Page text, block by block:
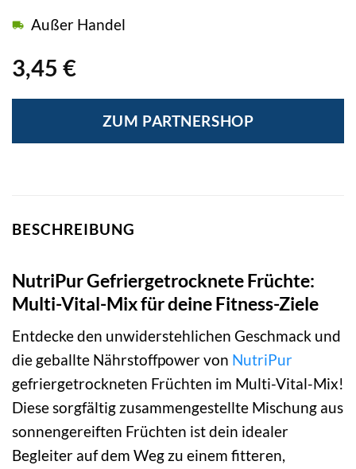
3,45 €
Außer Handel
ZUM PARTNERSHOP
BESCHREIBUNG
NutriPur Gefriergetrocknete Früchte:
Multi-Vital-Mix für deine Fitness-Ziele
Entdecke den unwiderstehlichen Geschmack und
die geballte Nährstoffpower von NutriPur
gefriergetrockneten Früchten im Multi-Vital-Mix!
Diese sorgfältig zusammengestellte Mischung aus
sonnengereiften Früchten ist dein idealer
Begleiter auf dem Weg zu einem fitteren,